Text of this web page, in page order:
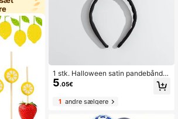
1 stk. Halloween satin pandebånd
med kaninører, velegnet til festkost
umer
5.05€
1andre sælgere